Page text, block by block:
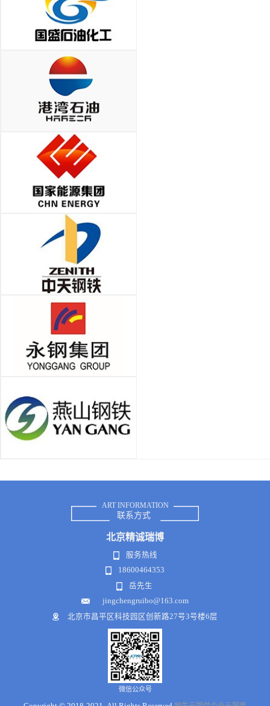
ART INFORMATION
联系方式
北京精诚瑞博
服务热线
18600464353
岳先生
jingchengruibo@163.com
北京市昌平区科技园区创新路27号3号楼6层
微信公众号